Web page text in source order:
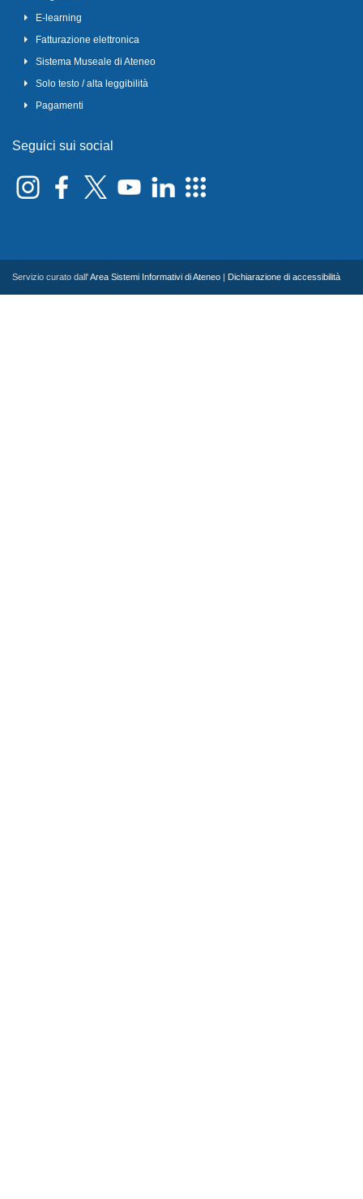
E-learning
Fatturazione elettronica
Sistema Museale di Ateneo
Solo testo / alta leggibilità
Pagamenti
Seguici sui social
Servizio curato dall'Area Sistemi Informativi di Ateneo Dichiarazione di accessibilità